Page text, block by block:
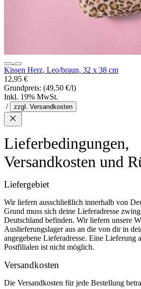
Kissen Herz, Leo/braun, 32 x 38 cm
12,95 €
Grundpreis: (49,50 €/l)
Inkl. 19% MwSt.
/
zzgl. Versandkosten
Lieferbedingungen,
Versandkosten und
Liefergebiet
Wir liefern ausschließlich innerhalb von
Grund muss sich deine Lieferadresse
Deutschland befinden. Wir liefern unsere
Auslieferungslager aus an die von dir in
angegebene Lieferadresse. Eine Lieferung
Postfilialen ist nicht möglich.
Versandkosten
Die Versandkosten für jede Bestellung